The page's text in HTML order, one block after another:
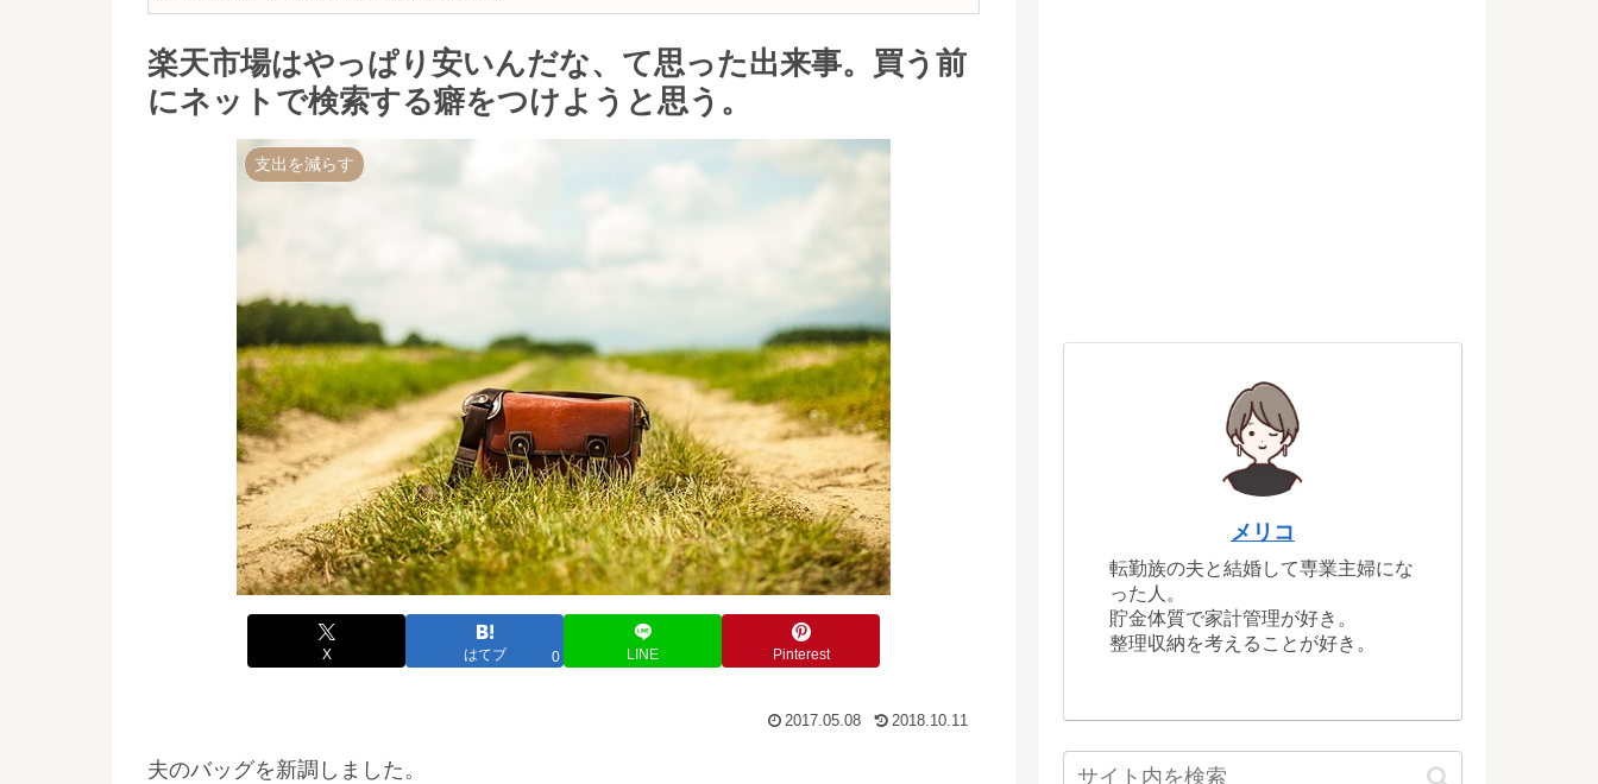
楽天市場はやっぱり安いんだな、て思った出来事。買う前
にネットで検索する癖をつけようと思う。
支出を減らす
X はてブ 0 LINE Pinterest
2017.05.08 2018.10.11
夫のバッグを新調しました。
メリコ
転勤族の夫と結婚して専業主婦にな
った人。
貯金体質で家計管理が好き。
整理収納を考えることが好き。